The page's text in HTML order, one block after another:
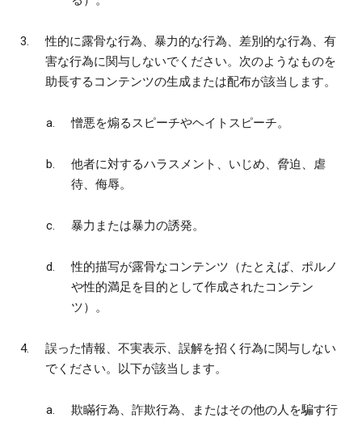
性的に露骨な行為、暴力的な行為、差別的な行為、有
害な行為に関与しないでください。次のようなものを
助長するコンテンツの生成または配布が該当します。
憎悪を煽るスピーチやヘイトスピーチ。
他者に対するハラスメント、いじめ、脅迫、虐
待、侮辱。
暴力または暴力の誘発。
性的描写が露骨なコンテンツ（たとえば、ポルノ
や性的満足を目的として作成されたコンテン
ツ）。
誤った情報、不実表示、誤解を招く行為に関与しない
でください。以下が該当します。
欺瞞行為、詐欺行為、またはその他の人を騙す行